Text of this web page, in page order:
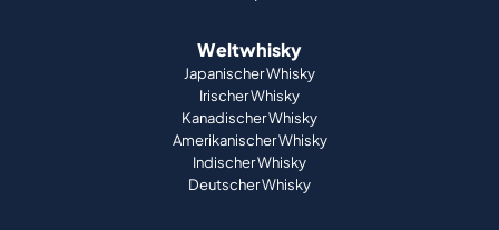
Weltwhisky
Japanischer Whisky
Irischer Whisky
Kanadischer Whisky
Amerikanischer Whisky
Indischer Whisky
Deutscher Whisky